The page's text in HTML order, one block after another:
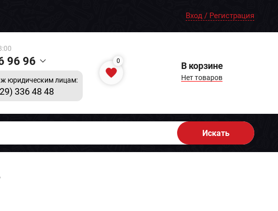
Вход / Регистрация
96 96
юридическим лицам:
336 48 48
0 В корзине
Нет товаров
Искать